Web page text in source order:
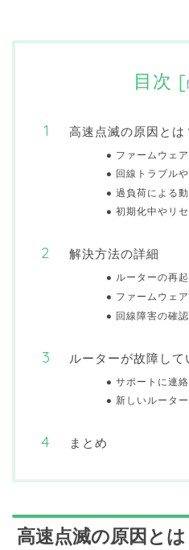
目次 [
高速点滅の原因とは
ファームウェ
回線トラブル
過負荷による
初期化中やリ
解決方法の詳細
ルーターの再
ファームウェ
回線障害の確
ルーターが故障して
サポートに連
新しいルータ
まとめ
高速点滅の原因とは